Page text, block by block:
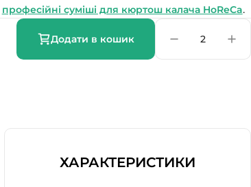
професійні суміші для кюртош калача HoReCa.
Додати в кошик
ХАРАКТЕРИСТИКИ